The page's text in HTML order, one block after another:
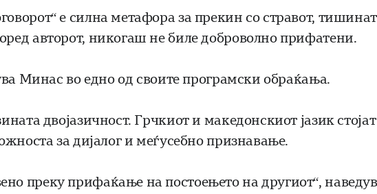
е силна метафора за прекин со стравот,
авторот, никогаш не биле доброволно прифатени.
Минас во едно од своите програмски обраќања.
двојазичност. Грчкиот и македонскиот јазик стојат
за дијалог и меѓусебно признавање.
преку прифаќање на постоењето на другиот“,